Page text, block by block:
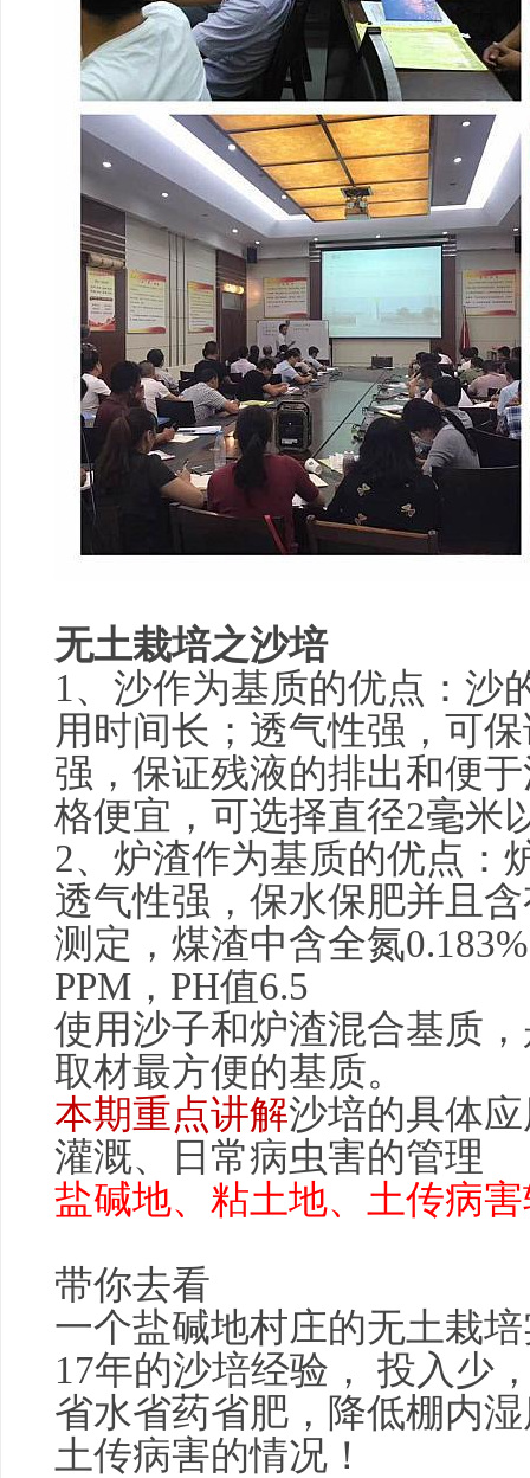
无土栽培之沙培
1、沙作为基质的优点：沙
用时间长；透气性强，可
强，保证残液的排出和便
格便宜，可选择直径2毫米
2、炉渣作为基质的优点：
透气性强，保水保肥并且
测定，煤渣中含全氮
PPM，PH值6.5
使用沙子和炉渣混合基质
取材最方便的基质。
本期重点讲解沙培的具体
灌溉、日常病虫害的管理
盐碱地、粘土地、土传病
带你去看
一个盐碱地村庄的无土栽
17年的沙培经验， 投入少
省水省药省肥，降低棚内
土传病害的情况！